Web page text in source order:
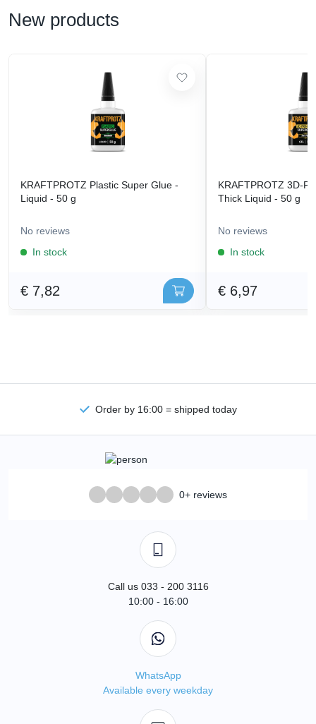
New products
KRAFTPROTZ Plastic Super Glue -
Liquid - 50 g
No reviews
In stock
€ 7,82
KRAFTPROTZ 3D-
Thick Liquid - 50 g
No reviews
In stock
€ 6,97
Order by 16:00 = shipped today
0+ reviews
Call us 033 - 200 3116
10:00 - 16:00
WhatsApp
Available every weekday